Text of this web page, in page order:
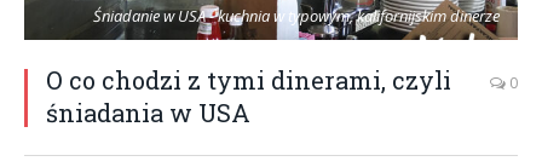
Śniadanie w USA - kuchnia w typowym, kalifornijskim dinerze
O co chodzi z tymi dinerami, czyli
śniadania w USA
0